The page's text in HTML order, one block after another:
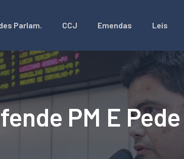
Parlam. CCJ Emendas Leis
PM E